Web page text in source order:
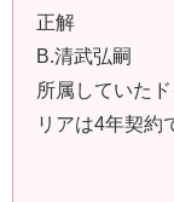
正解
B.清武弘嗣
所属していた
リアは4年契約